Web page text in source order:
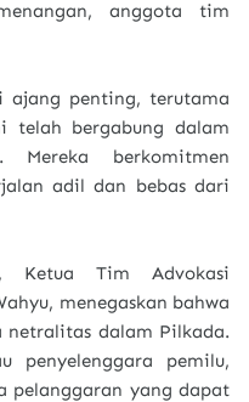
anggota tim
ajang penting, terutama
telah bergabung dalam
Mereka berkomitmen
adil dan bebas dari
Ketua Tim Advokasi
menegaskan bahwa
netralitas dalam Pilkada.
penyelenggara pemilu,
pelanggaran yang dapat